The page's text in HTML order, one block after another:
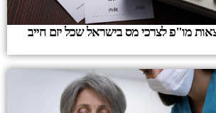
מו"פ לצרכי מס בישראל שכל יזם חייב